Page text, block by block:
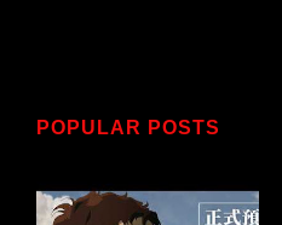
POPULAR POSTS